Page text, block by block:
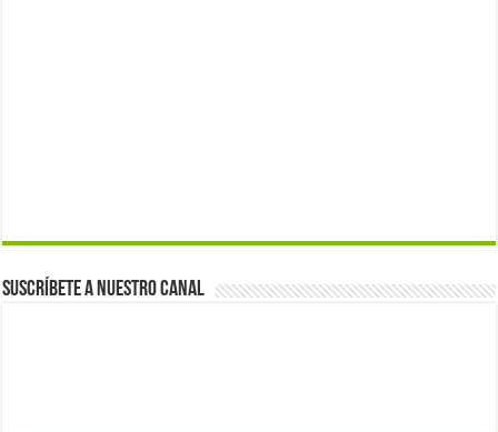
Suscríbete a nuestro canal